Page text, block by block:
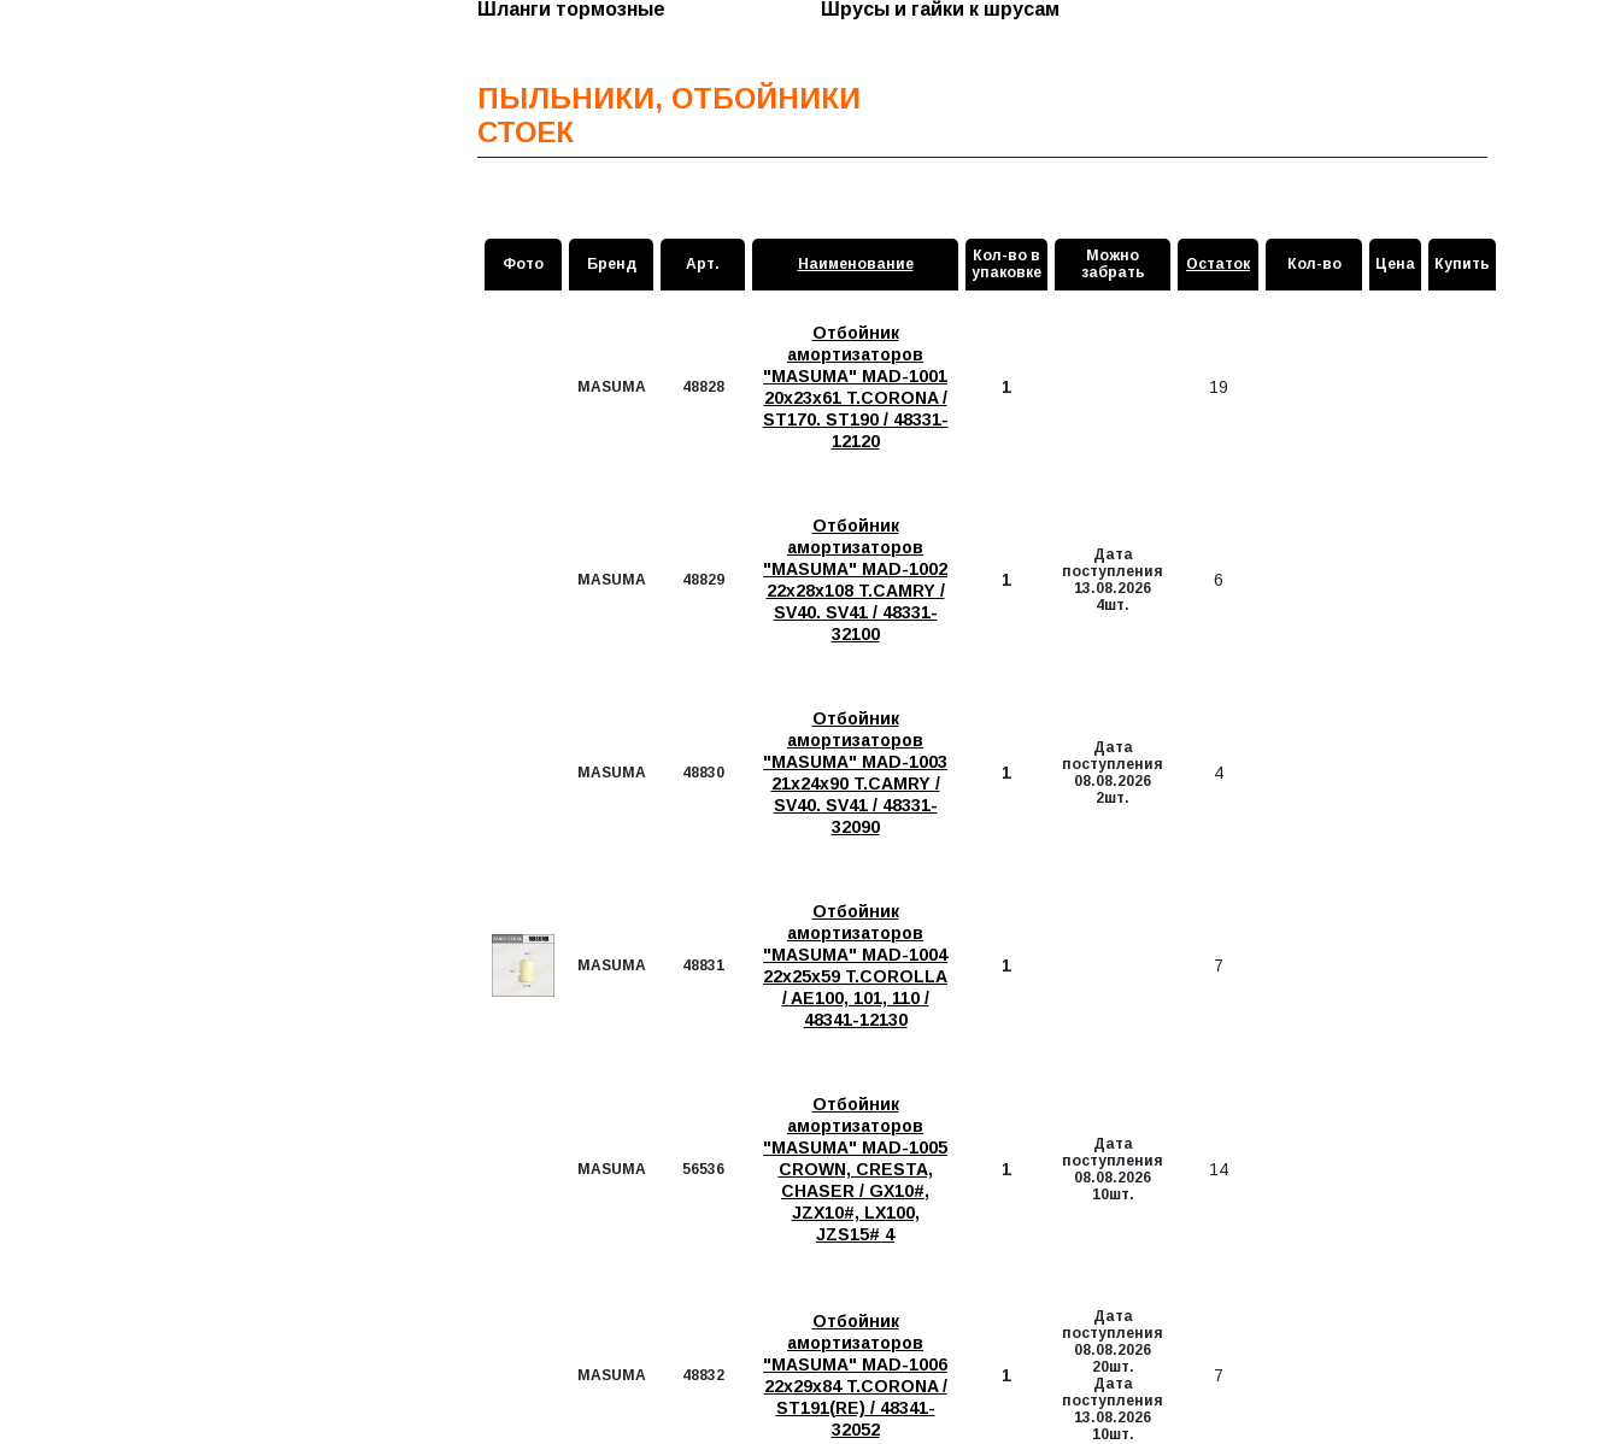
Пыльники стоек
Фильтры масляные
датчики
Фильтры трансмиссии
Шланги тормозные Шрусы и гайки к шрусам
ПЫЛЬНИКИ, ОТБОЙНИКИ
СТОЕК
Фото Бренд Арт. Наименование
Кол-во в
упаковке
Можно
забрать
Остаток Кол-во Цена Купить
MASUMA 48828
Отбойник
амортизаторов
"MASUMA" MAD-1001
20х23х61 T.CORONA /
ST170. ST190 / 48331-
12120
1 19
MASUMA 48829
Отбойник
амортизаторов
"MASUMA" MAD-1002
22х28х108 T.CAMRY /
SV40. SV41 / 48331-
32100
1
Дата
поступления
13.08.2026
4шт.
6
MASUMA 48830
Отбойник
амортизаторов
"MASUMA" MAD-1003
21х24х90 T.CAMRY /
SV40. SV41 / 48331-
32090
1
Дата
поступления
08.08.2026
2шт.
4
MASUMA 48831
Отбойник
амортизаторов
"MASUMA" MAD-1004
22х25х59 T.COROLLA
/ AE100, 101, 110 /
48341-12130
1 7
MASUMA 56536
Отбойник
амортизаторов
"MASUMA" MAD-1005
CROWN, CRESTA,
CHASER / GX10#,
JZX10#, LX100,
JZS15# 4
1
Дата
поступления
08.08.2026
10шт.
14
MASUMA 48832
Отбойник
амортизаторов
"MASUMA" MAD-1006
22х29х84 T.CORONA /
ST191(RE) / 48341-
32052
1
Дата
поступления
08.08.2026
20шт.
Дата
поступления
13.08.2026
10шт.
7